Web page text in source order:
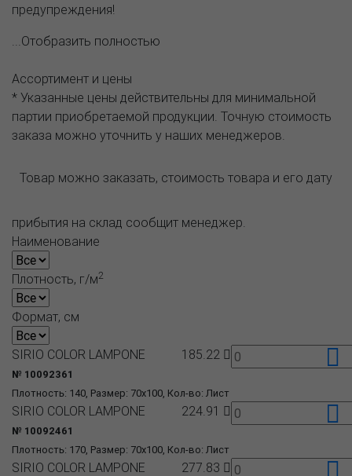
предупреждения!
...Отобразить полностью
Ассортимент и цены
* Указанные цены действительны для минимальной
партии приобретаемой продукции. Точную стоимость
заказа можно уточнить у наших менеджеров.
Товар можно заказать, стоимость товара и его дату
прибытия на склад сообщит менеджер.
Наименование
Плотность, г/м2
Формат, см
Плотность: 140, Размер: 70x100, Кол-во: Лист
SIRIO COLOR LAMPONE
№ 10092361
185.22
Плотность: 170, Размер: 70x100, Кол-во: Лист
SIRIO COLOR LAMPONE
№ 10092461
224.91
SIRIO COLOR LAMPONE 277.83